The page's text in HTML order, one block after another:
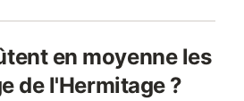
en moyenne les
de l'Hermitage ?